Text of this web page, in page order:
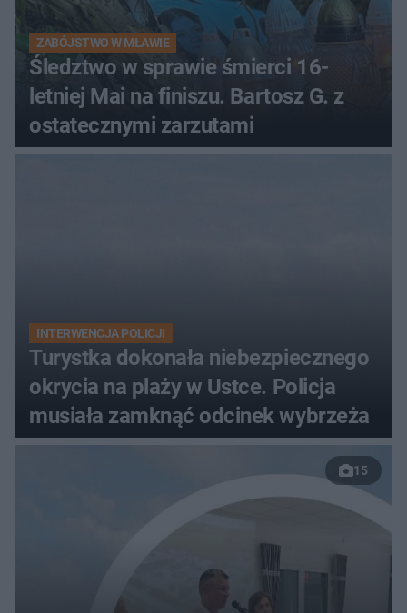
ZABÓJSTWO W MŁAWIE
Śledztwo w sprawie śmierci 16-
letniej Mai na finiszu. Bartosz G. z
ostatecznymi zarzutami
INTERWENCJA POLICJI
Turystka dokonała niebezpiecznego
okrycia na plaży w Ustce. Policja
musiała zamknąć odcinek wybrzeża
15